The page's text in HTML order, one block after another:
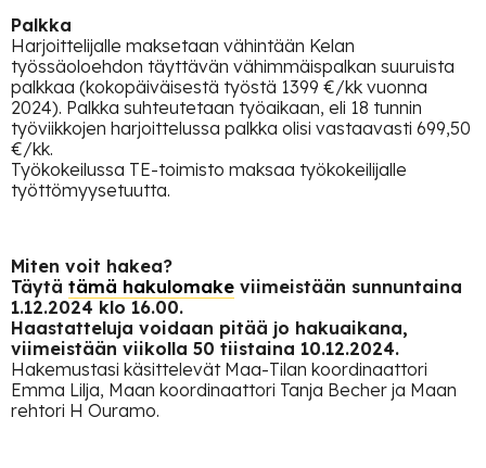
Palkka
Harjoittelijalle maksetaan vähintään Kelan
työssäoloehdon täyttävän vähimmäispalkan suuruista
palkkaa (kokopäiväisestä työstä 1399 €/kk vuonna
2024). Palkka suhteutetaan työaikaan, eli 18 tunnin
työviikkojen harjoittelussa palkka olisi vastaavasti 699,50
€/kk.
Työkokeilussa TE-toimisto maksaa työkokeilijalle
työttömyysetuutta.
Miten voit hakea?
Täytä tämä hakulomake viimeistään sunnuntaina
1.12.2024 klo 16.00.
Haastatteluja voidaan pitää jo hakuaikana,
viimeistään viikolla 50 tiistaina 10.12.2024.
Hakemustasi käsittelevät Maa-Tilan koordinaattori
Emma Lilja, Maan koordinaattori Tanja Becher ja Maan
rehtori H Ouramo.